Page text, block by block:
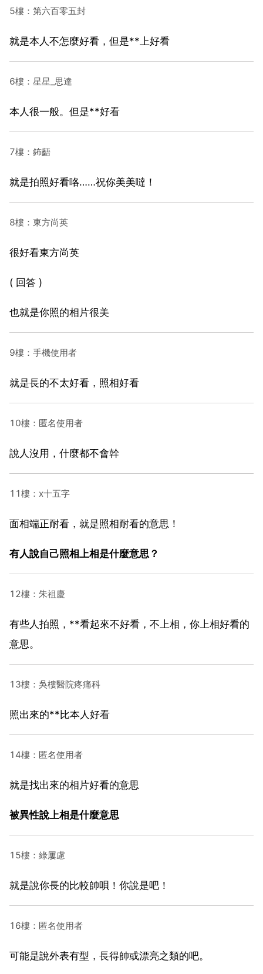
5樓：第六百零五封
就是本人不怎麼好看，但是**上好看
6樓：星星_思達
本人很一般。但是**好看
7樓：鈽齬
就是拍照好看咯……祝你美美噠！
8樓：東方尚英
很好看東方尚英
( 回答 )
也就是你照的相片很美
9樓：手機使用者
就是長的不太好看，照相好看
10樓：匿名使用者
說人沒用，什麼都不會幹
11樓：x十五字
面相端正耐看，就是照相耐看的意思！
有人說自己照相上相是什麼意思？
12樓：朱祖慶
有些人拍照，**看起來不好看，不上相，你上相好看的
意思。
13樓：吳樓醫院疼痛科
照出來的**比本人好看
14樓：匿名使用者
就是找出來的相片好看的意思
被異性說上相是什麼意思
15樓：綠屢慮
就是說你長的比較帥唄！你說是吧！
16樓：匿名使用者
可能是說外表有型，長得帥或漂亮之類的吧。